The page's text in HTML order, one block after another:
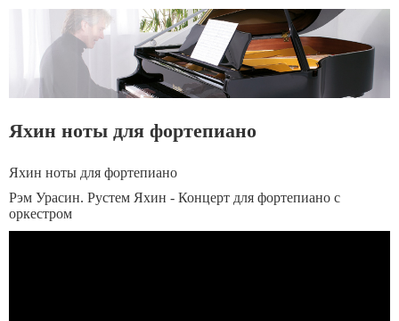
Яхин ноты для фортепиано
Яхин ноты для фортепиано
Рэм Урасин. Рустем Яхин - Концерт для фортепиано с
оркестром